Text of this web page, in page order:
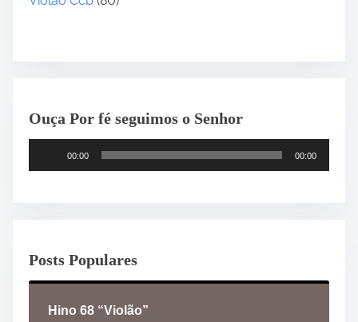
Ouça Por fé seguimos o Senhor
r
d
00:00 00:00
Posts Populares
Hino 68 “Violão”